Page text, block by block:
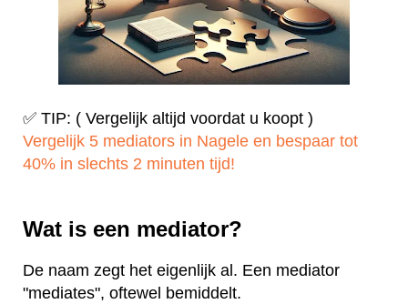
✅ TIP: ( Vergelijk altijd voordat u koopt )
Vergelijk 5 mediators in Nagele en bespaar tot
40% in slechts 2 minuten tijd!
Wat is een mediator?
De naam zegt het eigenlijk al. Een mediator
"mediates", oftewel bemiddelt.